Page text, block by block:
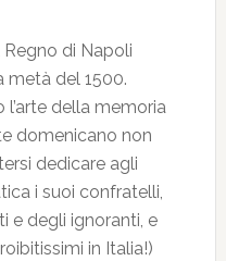
di Napoli
metà del 1500.
della memoria
domenicano non
dedicare agli
i suoi confratelli,
e degli ignoranti, e
in Italia!)